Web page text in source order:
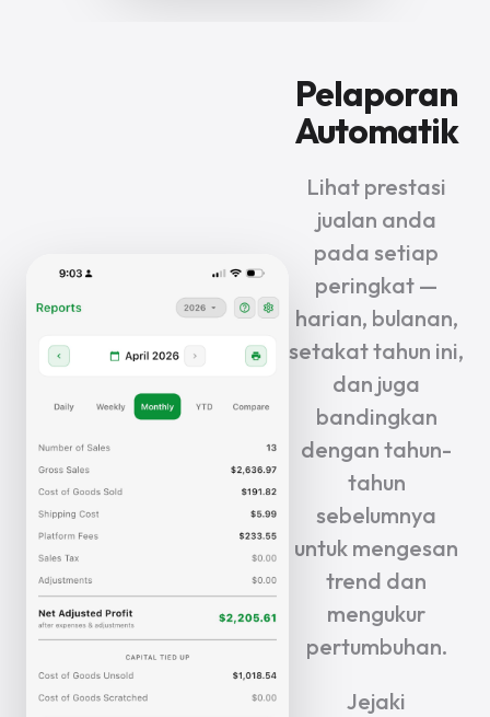
Pelaporan
Automatik
Lihat prestasi
jualan anda
pada setiap
peringkat —
harian, bulanan,
setakat tahun ini,
dan juga
bandingkan
dengan tahun-
tahun
sebelumnya
untuk mengesan
trend dan
mengukur
pertumbuhan.
Jejaki